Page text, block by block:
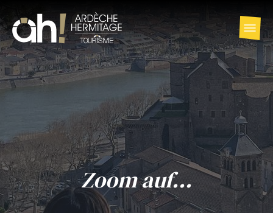
Zoom auf...